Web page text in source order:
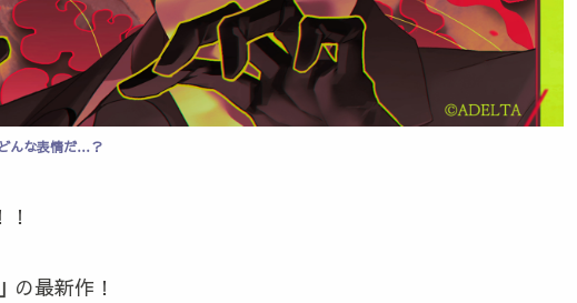
んな表情だ…？
の最新作！